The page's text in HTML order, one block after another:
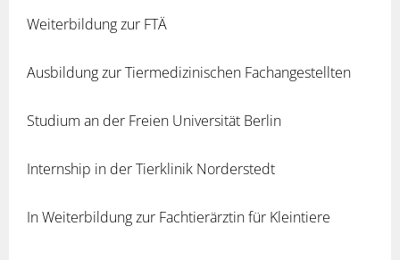
Weiterbildung zur FTÄ
Ausbildung zur Tiermedizinischen Fachangestellten
Studium an der Freien Universität Berlin
Internship in der Tierklinik Norderstedt
In Weiterbildung zur Fachtierärztin für Kleintiere